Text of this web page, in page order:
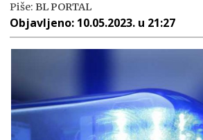
Piše: BL PORTAL
Objavljeno: 10.05.2023. u 21:27